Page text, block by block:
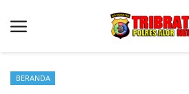
BERANDA